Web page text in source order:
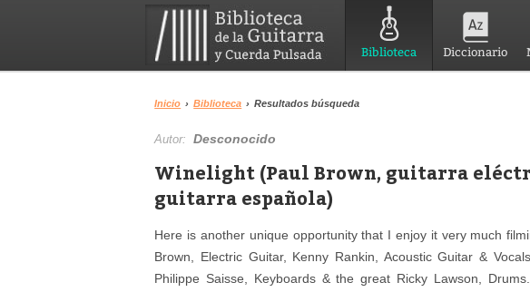
Biblioteca Diccionario
Inicio › Biblioteca › Resultados búsqueda
Autor:Desconocido
Winelight (Paul Brown, guitarra
guitarra española)
Here is another unique opportunity that I enjoy it very much
Brown, Electric Guitar, Kenny Rankin, Acoustic Guitar &
Philippe Saisse, Keyboards & the great Ricky Lawson,